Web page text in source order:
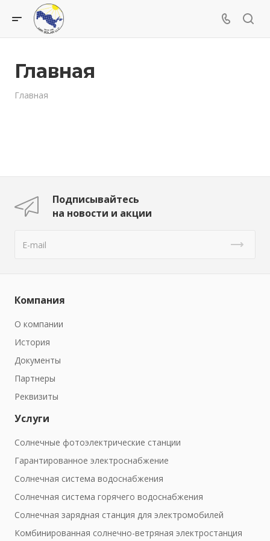
Главная
Главная
Подписывайтесь
на новости и акции
Компания
О компании
История
Документы
Партнеры
Реквизиты
Услуги
Солнечные фотоэлектрические станции
Гарантированное электроснабжение
Солнечная система водоснабжения
Солнечная система горячего водоснабжения
Солнечная зарядная станция для электромобилей
Комбинированная солнечно-ветряная электростанция